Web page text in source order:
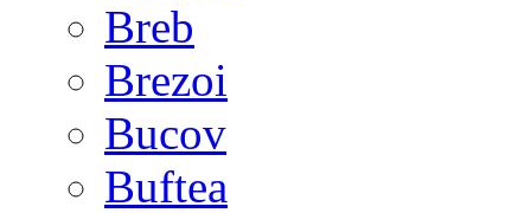
Breb
Brezoi
Bucov
Buftea